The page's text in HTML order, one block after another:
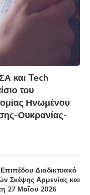
και Tech
του
Ηνωμένου
Ουκρανίας-
Διαδικτυακό
Σκέψης Αρμενίας και
27 Μαΐου 2026